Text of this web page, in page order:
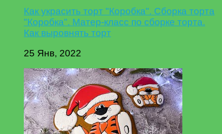
Как украсить торт "Коробка". Сборка торта
"Коробка". Матер-класс по сборке торта.
Как выровнять торт
25 Янв, 2022